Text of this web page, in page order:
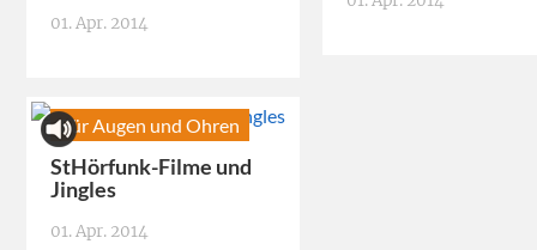
01. Apr. 2014
Für Augen und Ohren
StHörfunk-Filme und
Jingles
01. Apr. 2014